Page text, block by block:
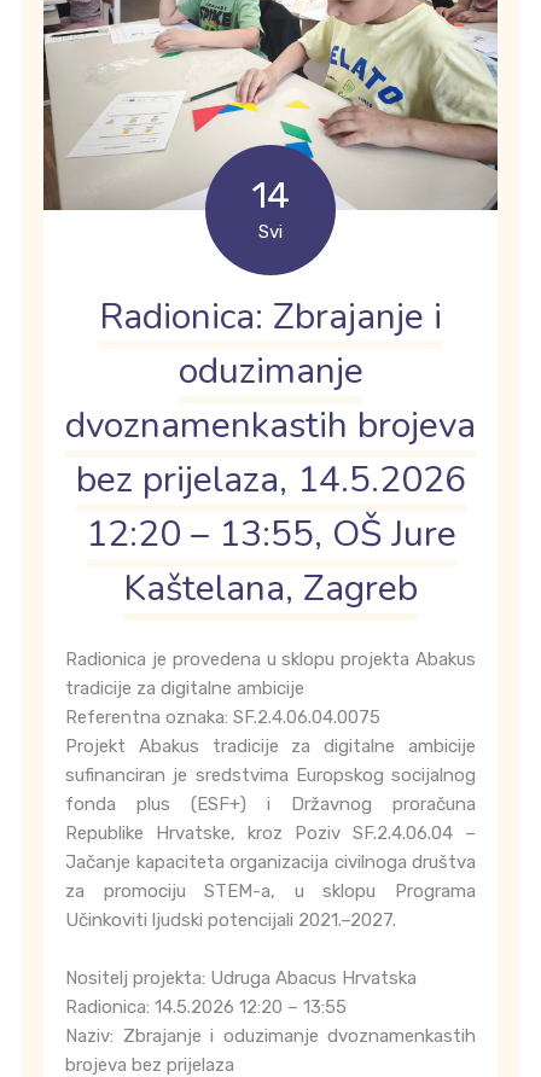
14
Svi
Radionica: Zbrajanje i
oduzimanje
dvoznamenkastih brojeva
bez prijelaza, 14.5.2026
12:20 – 13:55, OŠ Jure
Kaštelana, Zagreb
Radionica je provedena u sklopu projekta Abakus
tradicije za digitalne ambicije
Referentna oznaka: SF.2.4.06.04.0075
Projekt Abakus tradicije za digitalne ambicije
sufinanciran je sredstvima Europskog socijalnog
fonda plus (ESF+) i Državnog proračuna
Republike Hrvatske, kroz Poziv SF.2.4.06.04 –
Jačanje kapaciteta organizacija civilnoga društva
za promociju STEM-a, u sklopu Programa
Učinkoviti ljudski potencijali 2021.–2027.
Nositelj projekta: Udruga Abacus Hrvatska
Radionica: 14.5.2026 12:20 – 13:55
Naziv: Zbrajanje i oduzimanje dvoznamenkastih
brojeva bez prijelaza